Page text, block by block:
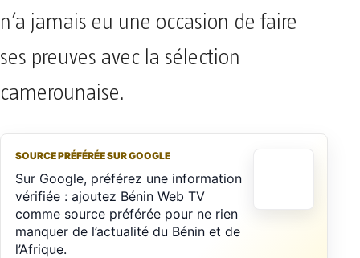
n’a jamais eu une occasion de faire
ses preuves avec la sélection
camerounaise.
SOURCE PRÉFÉRÉE SUR GOOGLE
Sur Google, préférez une information
vérifiée : ajoutez Bénin Web TV
comme source préférée pour ne rien
manquer de l’actualité du Bénin et de
l’Afrique.